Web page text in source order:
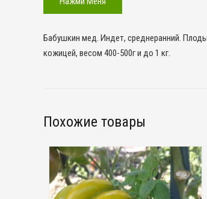
Бабушкин мед. Индет, среднеранний.
кожицей, весом 400-500г и до 1 кг.
Похожие товары